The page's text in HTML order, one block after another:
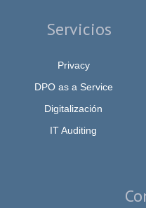
Servicios
Privacy
DPO as a Service
Digitalización
IT Auditing